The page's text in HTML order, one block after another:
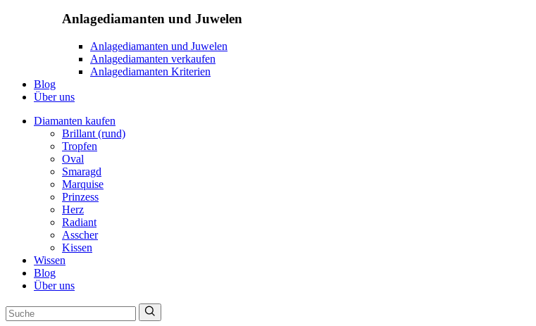
Anlagediamanten und Juwelen
Anlagediamanten und Juwelen
Anlagediamanten verkaufen
Anlagediamanten Kriterien
Blog
Über uns
Diamanten kaufen
Brillant (rund)
Tropfen
Oval
Smaragd
Marquise
Prinzess
Herz
Radiant
Asscher
Kissen
Wissen
Blog
Über uns